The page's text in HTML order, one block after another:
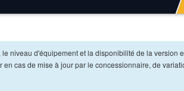
niveau d'équipement et la disponibilité de la version
cas de mise à jour par le concessionnaire, de